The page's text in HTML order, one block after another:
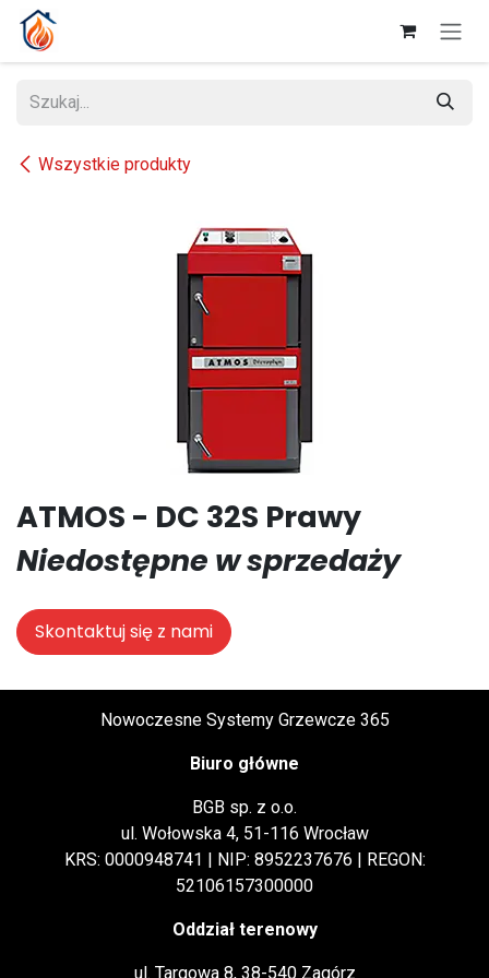
Przejdź do zawartości
Wszystkie produkty
ATMOS - DC 32S Prawy
Niedostępne w sprzedaży
Skontaktuj się z nami
Nowoczesne Systemy Grzewcze 365
Biuro główne
BGB sp. z o.o.
ul. Wołowska 4, 51-116 Wrocław
KRS: 0000948741 | NIP: 8952237676 | REGON:
52106157300000
Oddział terenowy
ul. Targowa 8, 38-540 Zagórz